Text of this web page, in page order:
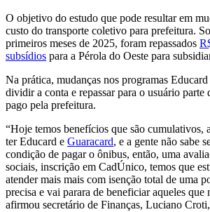
O objetivo do estudo que pode resultar em
custo do transporte coletivo para prefeitura.
primeiros meses de 2025, foram repassados
subsídios para a Pérola do Oeste para
Na prática, mudanças nos programas
dividir a conta e repassar para o usuário parte
pago pela prefeitura.
“Hoje temos benefícios que são cumulativos,
ter Educard e Guaracard, e a gente não sabe
condição de pagar o ônibus, então, uma
sociais, inscrição em CadÚnico, temos que
atender mais mais com isenção total de uma
precisa e vai parara de beneficiar aqueles que
afirmou secretário de Finanças, Luciano